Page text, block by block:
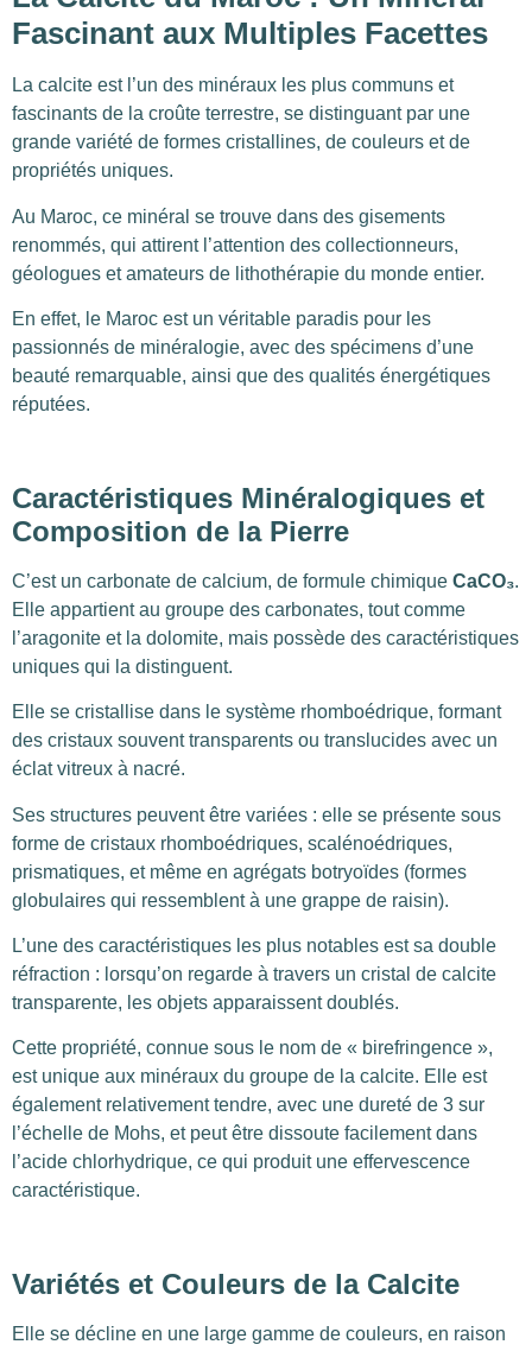
Fascinant aux Multiples Facettes
La calcite est l’un des minéraux les plus communs et
fascinants de la croûte terrestre, se distinguant par une
grande variété de formes cristallines, de couleurs et de
propriétés uniques.
Au Maroc, ce minéral se trouve dans des gisements
renommés, qui attirent l’attention des collectionneurs,
géologues et amateurs de lithothérapie du monde entier.
En effet, le Maroc est un véritable paradis pour les
passionnés de minéralogie, avec des spécimens d’une
beauté remarquable, ainsi que des qualités énergétiques
réputées.
Caractéristiques Minéralogiques et
Composition de la Pierre
C’est un carbonate de calcium, de formule chimique CaCO₃.
Elle appartient au groupe des carbonates, tout comme
l’aragonite et la dolomite, mais possède des caractéristiques
uniques qui la distinguent.
Elle se cristallise dans le système rhomboédrique, formant
des cristaux souvent transparents ou translucides avec un
éclat vitreux à nacré.
Ses structures peuvent être variées : elle se présente sous
forme de cristaux rhomboédriques, scalénoédriques,
prismatiques, et même en agrégats botryoïdes (formes
globulaires qui ressemblent à une grappe de raisin).
L’une des caractéristiques les plus notables est sa double
réfraction : lorsqu’on regarde à travers un cristal de calcite
transparente, les objets apparaissent doublés.
Cette propriété, connue sous le nom de « birefringence »,
est unique aux minéraux du groupe de la calcite. Elle est
également relativement tendre, avec une dureté de 3 sur
l’échelle de Mohs, et peut être dissoute facilement dans
l’acide chlorhydrique, ce qui produit une effervescence
caractéristique.
Variétés et Couleurs de la Calcite
Elle se décline en une large gamme de couleurs, en raison